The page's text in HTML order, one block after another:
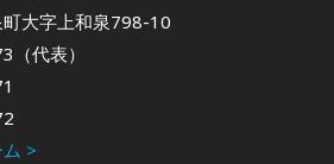
大字上和泉798-10
代表）
>